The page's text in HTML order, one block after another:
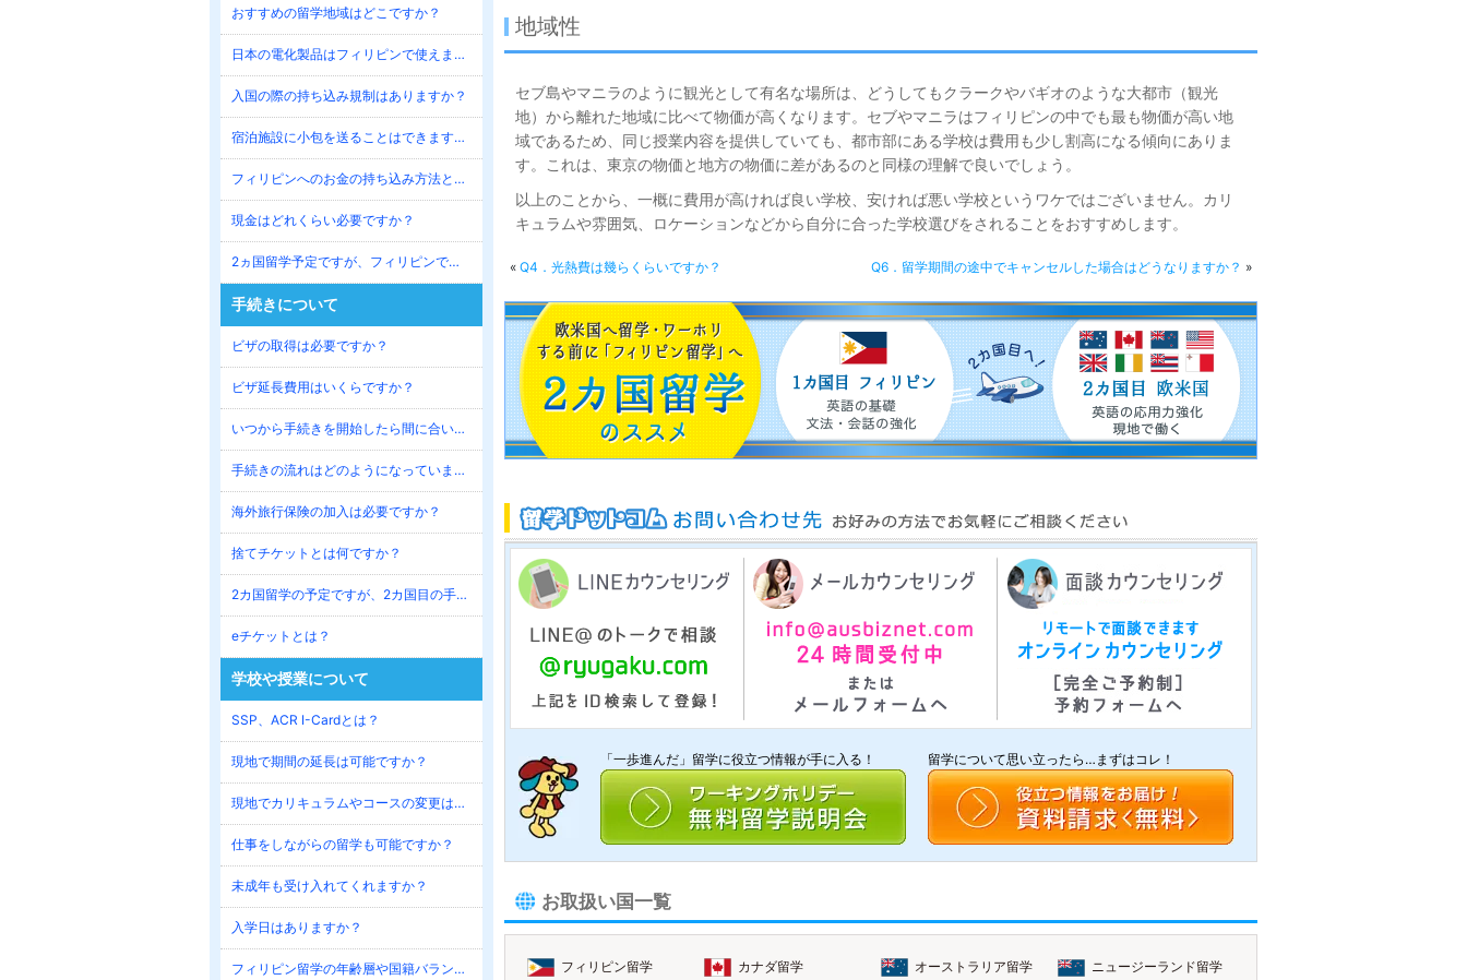
地域性
セブ島やマニラのように観光として有名な場所は、どうしてもクラークやバギオのような大都市（観光
地）から離れた地域に比べて物価が高くなります。セブやマニラはフィリピンの中でも最も物価が高い地
域であるため、同じ授業内容を提供していても、都市部にある学校は費用も少し割高になる傾向にありま
す。これは、東京の物価と地方の物価に差があるのと同様の理解で良いでしょう。
以上のことから、一概に費用が高ければ良い学校、安ければ悪い学校というワケではございません。カリ
キュラムや雰囲気、ロケーションなどから自分に合った学校選びをされることをおすすめします。
« Q4．光熱費は幾らくらいですか？ Q6．留学期間の途中でキャンセルした場合はどうなりますか？ »
「一歩進んだ」留学に役立つ情報が手に入る！ 留学について思い立ったら…まずはコレ！
お取扱い国一覧
フィリピン留学 カナダ留学 オーストラリア留学 ニュージーランド留学
おすすめの留学地域はどこですか？
日本の電化製品はフィリピンで使えますか？
入国の際の持ち込み規制はありますか？
宿泊施設に小包を送ることはできますか？
フィリピンへのお金の持ち込み方法と管理方法は？
現金はどれくらい必要ですか？
2ヵ国留学予定ですが、フィリピンでどの程度勉強すべき？
手続きについて
ビザの取得は必要ですか？
ビザ延長費用はいくらですか？
いつから手続きを開始したら間に合いますか？
手続きの流れはどのようになっていますか？
海外旅行保険の加入は必要ですか？
捨てチケットとは何ですか？
2カ国留学の予定ですが、2カ国目の手続きはいつすべきですか？
eチケットとは？
学校や授業について
SSP、ACR I-Cardとは？
現地で期間の延長は可能ですか？
現地でカリキュラムやコースの変更は可能ですか？
仕事をしながらの留学も可能ですか？
未成年も受け入れてくれますか？
入学日はありますか？
フィリピン留学の年齢層や国籍バランスは？